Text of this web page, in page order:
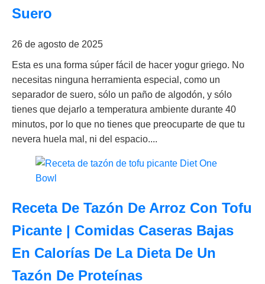
Suero
26 de agosto de 2025
Esta es una forma súper fácil de hacer yogur griego. No
necesitas ninguna herramienta especial, como un
separador de suero, sólo un paño de algodón, y sólo
tienes que dejarlo a temperatura ambiente durante 40
minutos, por lo que no tienes que preocuparte de que tu
nevera huela mal, ni del espacio....
Receta De Tazón De Arroz Con Tofu
Picante | Comidas Caseras Bajas
En Calorías De La Dieta De Un
Tazón De Proteínas